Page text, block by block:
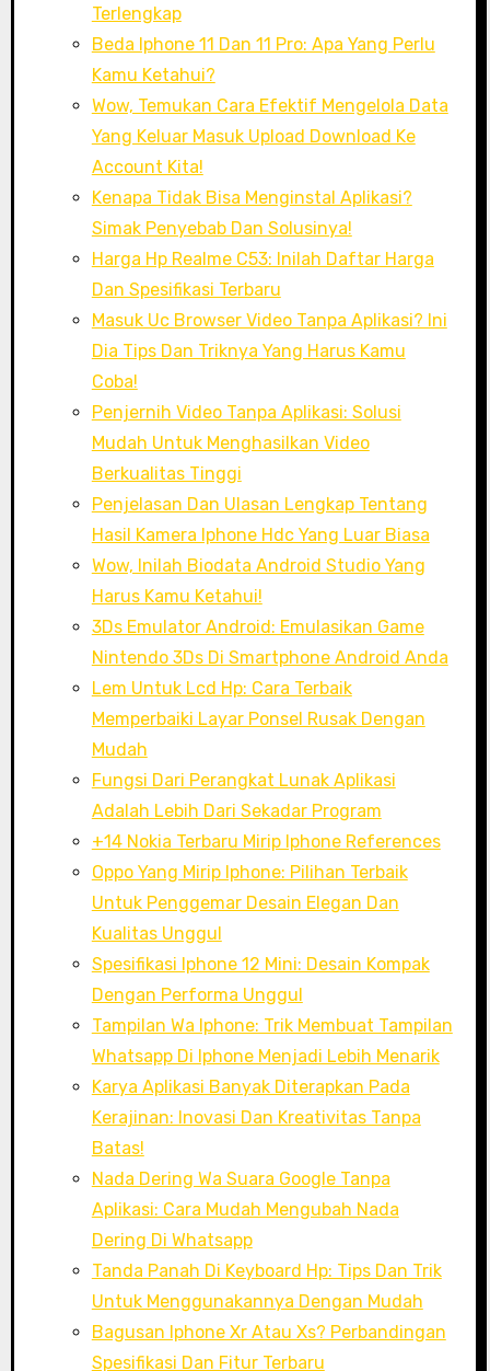
Terlengkap
Beda Iphone 11 Dan 11 Pro: Apa Yang Perlu
Kamu Ketahui?
Wow, Temukan Cara Efektif Mengelola Data
Yang Keluar Masuk Upload Download Ke
Account Kita!
Kenapa Tidak Bisa Menginstal Aplikasi?
Simak Penyebab Dan Solusinya!
Harga Hp Realme C53: Inilah Daftar Harga
Dan Spesifikasi Terbaru
Masuk Uc Browser Video Tanpa Aplikasi? Ini
Dia Tips Dan Triknya Yang Harus Kamu
Coba!
Penjernih Video Tanpa Aplikasi: Solusi
Mudah Untuk Menghasilkan Video
Berkualitas Tinggi
Penjelasan Dan Ulasan Lengkap Tentang
Hasil Kamera Iphone Hdc Yang Luar Biasa
Wow, Inilah Biodata Android Studio Yang
Harus Kamu Ketahui!
3Ds Emulator Android: Emulasikan Game
Nintendo 3Ds Di Smartphone Android Anda
Lem Untuk Lcd Hp: Cara Terbaik
Memperbaiki Layar Ponsel Rusak Dengan
Mudah
Fungsi Dari Perangkat Lunak Aplikasi
Adalah Lebih Dari Sekadar Program
+14 Nokia Terbaru Mirip Iphone References
Oppo Yang Mirip Iphone: Pilihan Terbaik
Untuk Penggemar Desain Elegan Dan
Kualitas Unggul
Spesifikasi Iphone 12 Mini: Desain Kompak
Dengan Performa Unggul
Tampilan Wa Iphone: Trik Membuat Tampilan
Whatsapp Di Iphone Menjadi Lebih Menarik
Karya Aplikasi Banyak Diterapkan Pada
Kerajinan: Inovasi Dan Kreativitas Tanpa
Batas!
Nada Dering Wa Suara Google Tanpa
Aplikasi: Cara Mudah Mengubah Nada
Dering Di Whatsapp
Tanda Panah Di Keyboard Hp: Tips Dan Trik
Untuk Menggunakannya Dengan Mudah
Bagusan Iphone Xr Atau Xs? Perbandingan
Spesifikasi Dan Fitur Terbaru